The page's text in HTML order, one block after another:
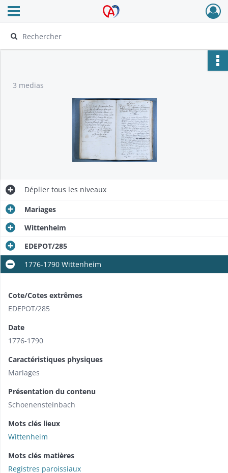
Archives Alsace - Colmar
Ouvrir le menu déroulant
3 medias
Déplier tous les niveaux
Mariages
Wittenheim
EDEPOT/285
1776-1790 Wittenheim
Cote/Cotes extrêmes
EDEPOT/285
Date
1776-1790
Caractéristiques physiques
Mariages
Présentation du contenu
Schoenensteinbach
Mots clés lieux
Wittenheim
Mots clés matières
Registres paroissiaux